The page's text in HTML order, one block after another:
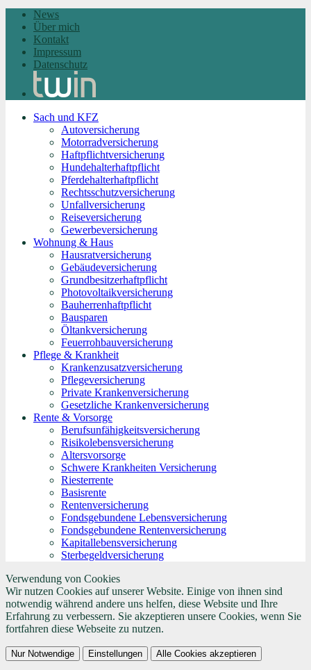
News
Über mich
Kontakt
Impressum
Datenschutz
Sach und KFZ
Autoversicherung
Motorradversicherung
Haftpflichtversicherung
Hundehalterhaftpflicht
Pferdehalterhaftpflicht
Rechtsschutzversicherung
Unfallversicherung
Reiseversicherung
Gewerbeversicherung
Wohnung & Haus
Hausratversicherung
Gebäudeversicherung
Grundbesitzerhaftpflicht
Photovoltaikversicherung
Bauherrenhaftpflicht
Bausparen
Öltankversicherung
Feuerrohbauversicherung
Pflege & Krankheit
Krankenzusatzversicherung
Pflegeversicherung
Private Krankenversicherung
Gesetzliche Krankenversicherung
Rente & Vorsorge
Berufs­unfähigkeitsversicherung
Risikolebensversicherung
Altersvorsorge
Schwere Krankheiten Versicherung
Riesterrente
Basisrente
Rentenversicherung
Fondsgebundene Lebensversicherung
Fondsgebundene Rentenversicherung
Kapitallebensversicherung
Sterbegeldversicherung
Verwendung von Cookies
Wir nutzen Cookies auf unserer Website. Einige von ihnen sind
notwendig während andere uns helfen, diese Website und Ihre
Erfahrung zu verbessern. Sie akzeptieren unsere Cookies, wenn Sie
fortfahren diese Webseite zu nutzen.
Nur Notwendige Einstellungen Alle Cookies akzeptieren